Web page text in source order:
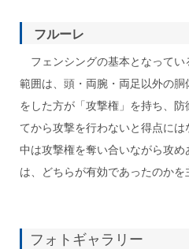
フルーレ
フェンシングの基本となってい
範囲は、頭・両腕・両足以外の
をした方が「攻撃権」を持ち、
てから攻撃を行わないと得点に
中は攻撃権を奪い合いながら攻
は、どちらが有効であったのかを
フォトギャラリー